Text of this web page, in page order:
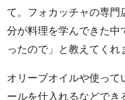
て。フォカッチャの専門
分が料理を学んできた中
ったので」と教えてくれ
オリーブオイルや使っ
ールを仕入れるなどでき